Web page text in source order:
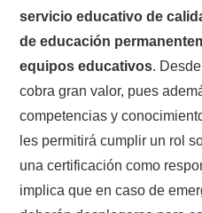
servicio educativo de
de educación
equipos educativos.
cobra gran valor, pues
competencias y
les permitirá cumplir un rol
una certificación como
implica que en caso de